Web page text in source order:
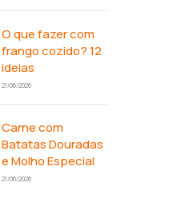
O que fazer com
frango cozido? 12
ideias
21/06/2026
Carne com
Batatas Douradas
e Molho Especial
21/06/2026